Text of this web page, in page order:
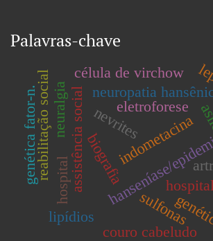
Palavras-chave
hanseníase/
biografiaindometacina
sulfonas
assistência social
hospital
neuropatia
nevrites
reabilitação social
genética fator-n.
lipídios
neuralgia
couro cabeludo
eletroforese
célula de virchow